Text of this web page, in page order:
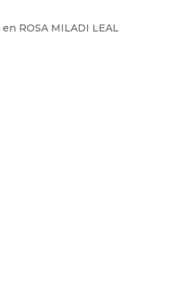
en ROSA MILADI LEAL